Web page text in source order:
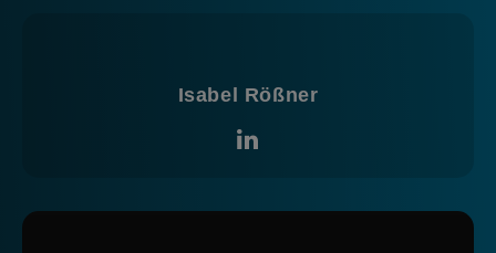
Isabel Rößner